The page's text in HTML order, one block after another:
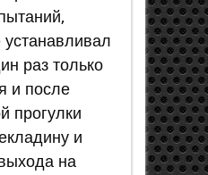
раз только
и после
прогулки
и
на